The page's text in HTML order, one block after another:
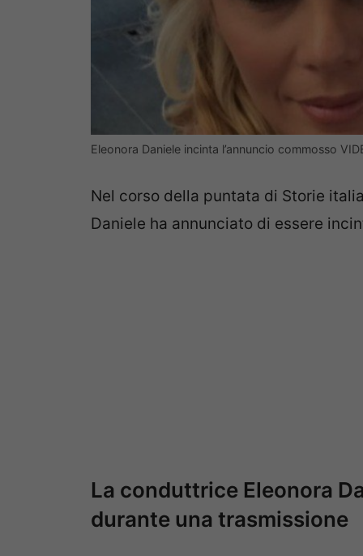
Eleonora Daniele incinta l’annuncio commosso
Nel corso della puntata di Storie
Daniele ha annunciato di essere
La conduttrice Eleonora
durante una trasmissione